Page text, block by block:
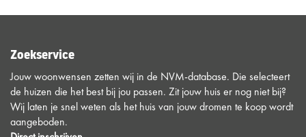
Zoekservice
Jouw woonwensen zetten wij in de NVM-database. Die selecteert
de huizen die het best bij jou passen. Zit jouw huis er nog niet bij?
Wij laten je snel weten als het huis van jouw dromen te koop wordt
aangeboden.